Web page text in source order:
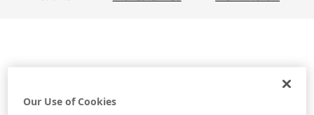
RESUMEN
Our Use of Cookies